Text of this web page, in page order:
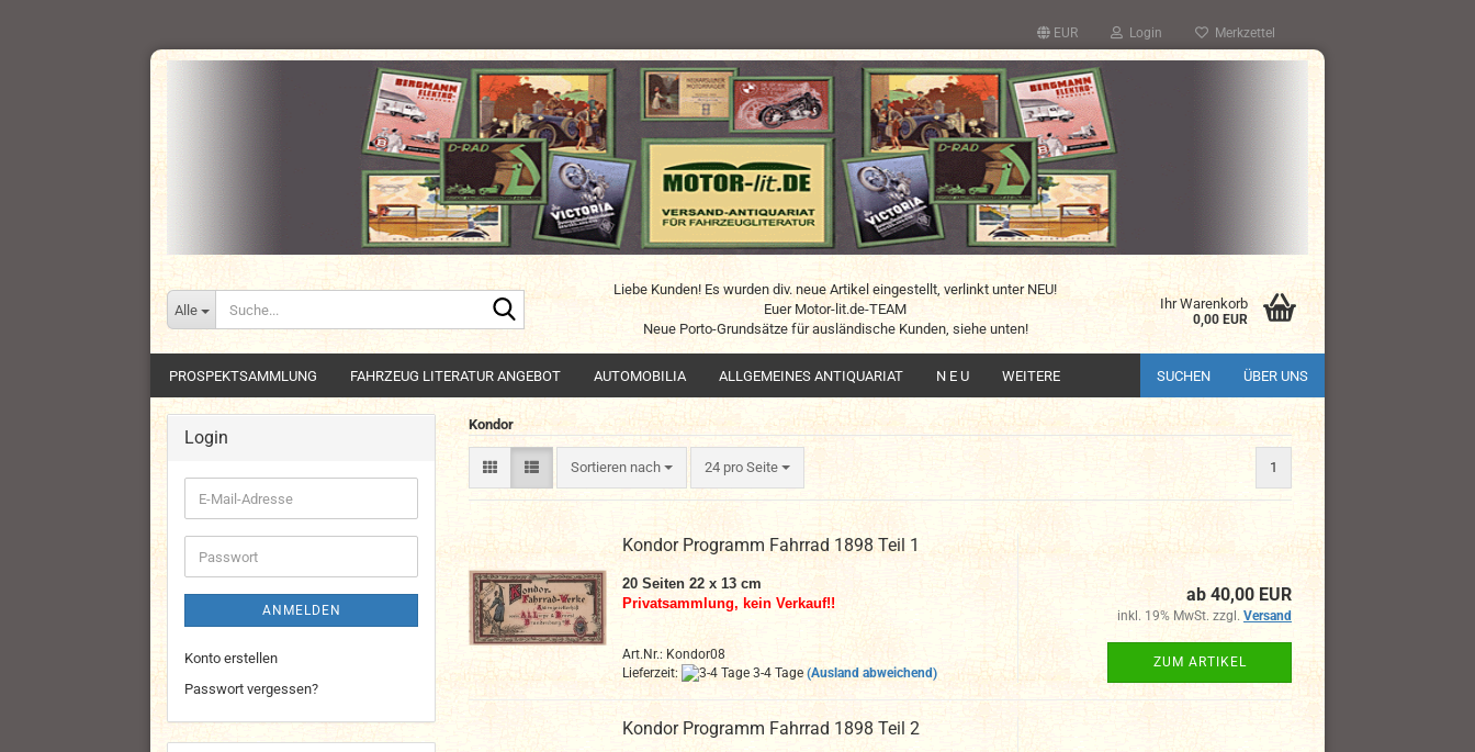
EUR Login Merkzettel
Alle
Suche...
Liebe Kunden! Es wurden div. neue Artikel eingestellt, verlinkt unter NEU!
Euer Motor-lit.de-TEAM
Neue Porto-Grundsätze für ausländische Kunden, siehe unten!
Ihr Warenkorb
0,00 EUR
PROSPEKTSAMMLUNG FAHRZEUG LITERATUR ANGEBOT AUTOMOBILIA ALLGEMEINES ANTIQUARIAT N E U SUCHEN ÜBER UNS
WEITERE
Kondor
Sortieren nach
Sortieren nach 24 pro Seite
pro Seite 1
Kondor Programm Fahrrad 1898 Teil 1
20 Seiten 22 x 13 cm
Privatsammlung, kein Verkauf!!
Art.Nr.: Kondor08
Lieferzeit:
3-4 Tage (Ausland abweichend)
ab 40,00 EUR
inkl. 19% MwSt. zzgl. Versand
ZUM ARTIKEL
Kondor Programm Fahrrad 1898 Teil 2
Login
E-
Mail-
Adresse
Passwort
ANMELDEN
Konto erstellen
Passwort vergessen?